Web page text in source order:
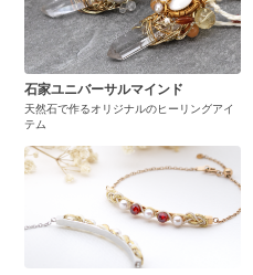
石家ユニバーサルマインド
天然石で作るオリジナルのヒーリングアイ
テム